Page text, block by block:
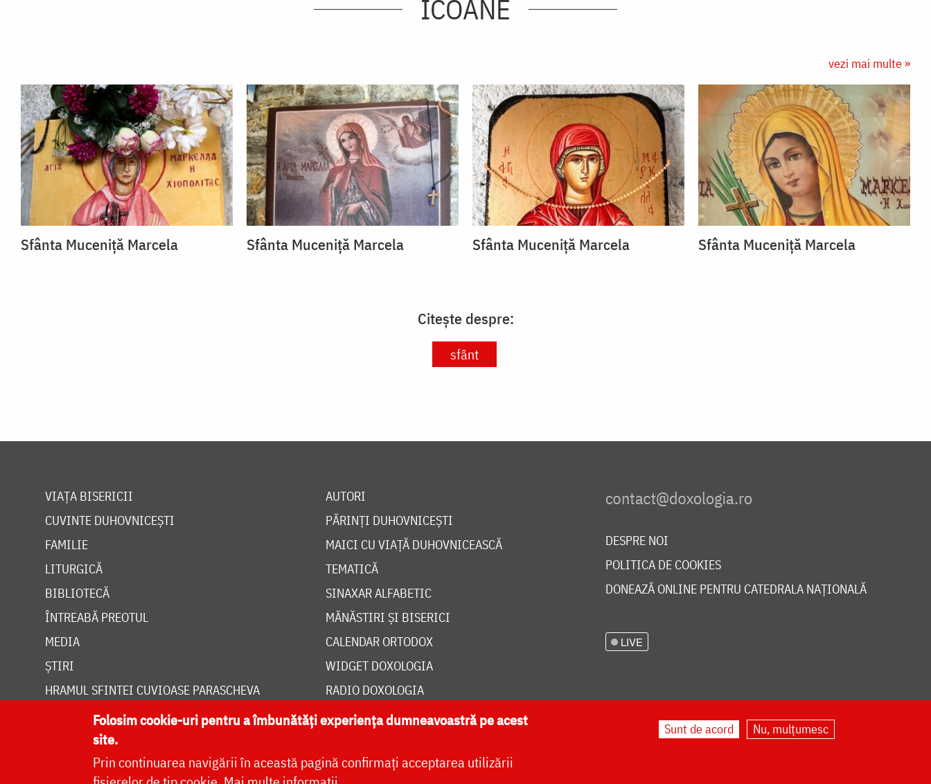
ICOANE
vezi mai multe »
Sfânta Muceniță Marcela Sfânta Muceniță Marcela Sfânta Muceniță Marcela Sfânta Muceniță Marcela
Citește despre:
sfânt
VIAȚA BISERICII
CUVINTE DUHOVNICEȘTI
FAMILIE
LITURGICĂ
BIBLIOTECĂ
ÎNTREABĂ PREOTUL
MEDIA
ȘTIRI
HRAMUL SFINTEI CUVIOASE PARASCHEVA
AUTORI
PĂRINȚI DUHOVNICEȘTI
MAICI CU VIAȚĂ DUHOVNICEASCĂ
TEMATICĂ
SINAXAR ALFABETIC
MĂNĂSTIRI ȘI BISERICI
CALENDAR ORTODOX
WIDGET DOXOLOGIA
RADIO DOXOLOGIA
DESPRE NOI
POLITICA DE COOKIES
DONEAZĂ ONLINE PENTRU CATEDRALA NAȚIONALĂ
LIVE
Site dezvoltat de DOXOLOGIA MEDIA
Folosim cookie-uri pentru a îmbunătăți experiența dumneavoastră pe acest
site.
Prin continuarea navigării în această pagină confirmați acceptarea utilizării
Sunt de acord Nu, mulțumesc